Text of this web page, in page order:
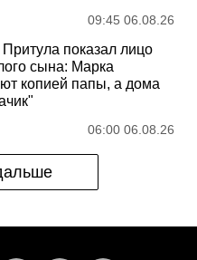
09:45 06.08.26
показал лицо
сына: Марка
копией папы, а дома
06:00 06.08.26